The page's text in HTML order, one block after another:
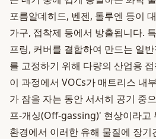
포름알데히드, 벤젠, 톨루엔 등이
가구, 접착제 등에서 방출됩니다.
프링, 커버를 결합하여 만드는 일
를 고정하기 위해 다량의 산업용
이 과정에서 VOCs가 매트리스 내
가 잠을 자는 동안 서서히 공기 중
프-개싱(Off-gassing)' 현상이라고
환경에서 이러한 유해 물질에 장